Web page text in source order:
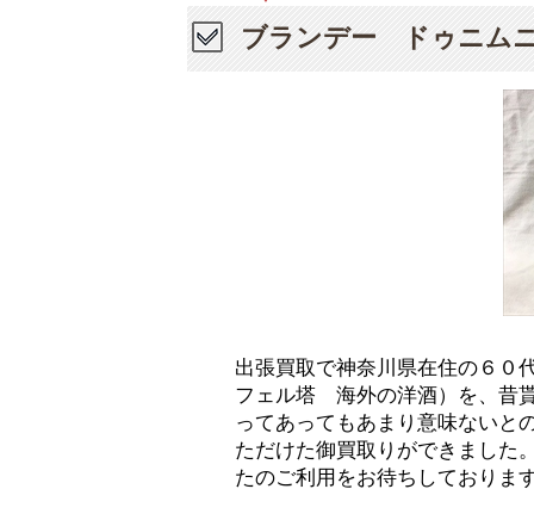
ブランデー ドゥニム
出張買取で神奈川県在住の６
フェル塔 海外の洋酒）を、昔
ってあってもあまり意味ないと
ただけた御買取りができました
たのご利用をお待ちしておりま